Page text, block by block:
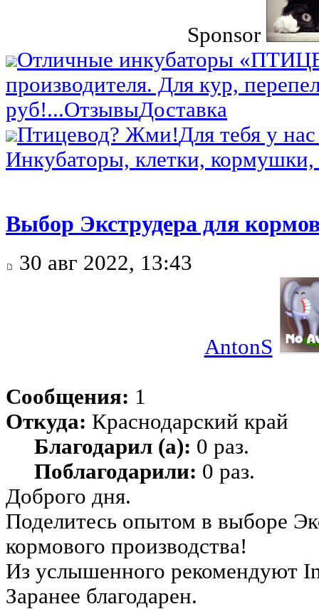
Sponsor
Отличные инкубаторы
производителя. Для кур,
руб!...ОтзывыДоставка
Птицевод? Жми!Для тебя у
Инкубаторы, клетки,
Выбор Экструдера для
30 авг 2022, 13:43
AntonS
Сообщения: 1
Откуда: Краснодарский край
Благодарил (а): 0 раз.
Поблагодарили: 0 раз.
Доброго дня.
Поделитесь опытом в выборе
кормового производства!
Из услышенного рекомендуют
Заранее благодарен.